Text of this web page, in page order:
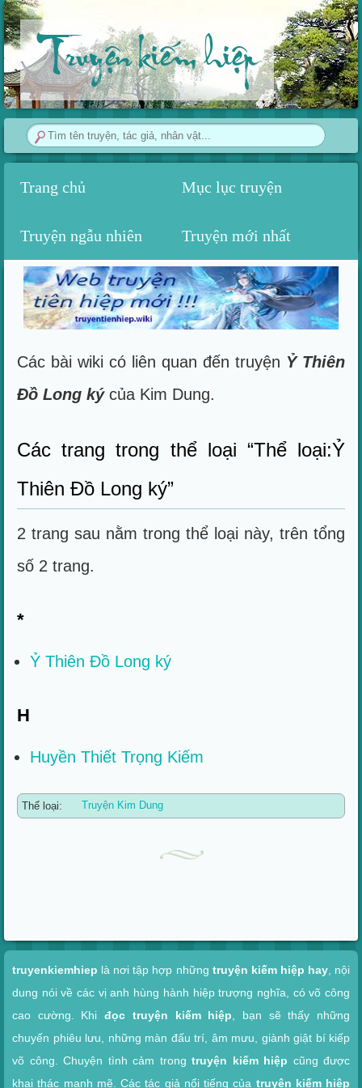
Truyện kiếm hiệp
Trang chủ Mục lục truyện
Truyện ngẫu nhiên Truyện mới nhất
Các bài wiki có liên quan đến truyện Ỷ Thiên
Đồ Long kýcủa Kim Dung.
Các trang trong thể loại “Thể loại:Ỷ
Thiên Đồ Long ký”
2 trang sau nằm trong thể loại này, trên tổng
số 2 trang.
*
Ỷ Thiên Đồ Long ký
H
Huyền Thiết Trọng Kiếm
Thể loại: Truyện Kim Dung
truyenkiemhiep là nơi tập hợp những truyện kiếm hiệp hay, nội
dung nói về các vị anh hùng hành hiệp trượng nghĩa, có võ công
cao cường. Khiđọc truyện kiếm hiệp , bạn sẽ thấy những
chuyến phiêu lưu, những màn đấu trí, âm mưu, giành giật bí kiếp
võ công. Chuyện tình cảm trong truyện kiếm hiệp cũng được
khai thác mạnh mẽ. Các tác giả nổi tiếng của truyện kiếm hiệp